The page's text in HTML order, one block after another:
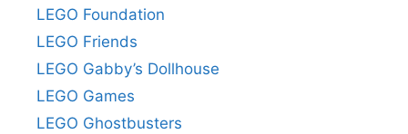
LEGO Foundation
LEGO Friends
LEGO Gabby’s Dollhouse
LEGO Games
LEGO Ghostbusters